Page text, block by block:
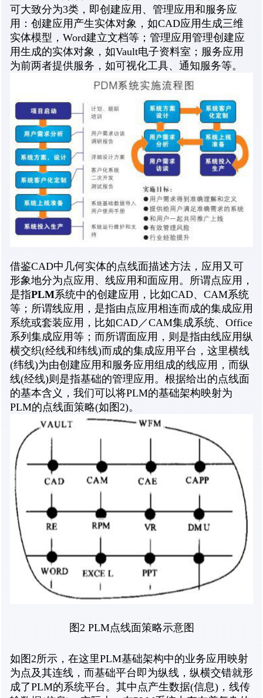
可大致分为3类，即创建应用、管理应用和服务应
用：创建应用产生实体对象，如CAD应用生成三维
实体模型，Word建立文档等；管理应用管理创建应
用生成的实体对象，如Vault电子资料室；服务应用
为前两者提供服务，如可视化工具、通知服务等。
借鉴CAD中几何实体的点线面描述方法，应用又可
形象地分为点应用、线应用和面应用。所谓点应用，
是指PLM系统中的创建应用，比如CAD、CAM系统
等；所谓线应用，是指由点应用相连而成的集成应用
系统或套装应用，比如CAD／CAM集成系统、Office
系列集成应用等；而所谓面应用，则是指由线应用纵
横交织(经线和纬线)而成的集成应用平台，这里横线
(纬线)为由创建应用和服务应用组成的线应用，而纵
线(经线)则是指基础的管理应用。根据给出的点线面
的基本含义，我们可以将PLM的基础架构映射为
PLM的点线面策略(如图2)。
图2 PLM点线面策略示意图
如图2所示，在这里PLM基础架构中的业务应用映射
为点及其连线，而基础平台即为纵线，纵横交错就形
成了PLM的系统平台。其中点产生数据(信息)，线传